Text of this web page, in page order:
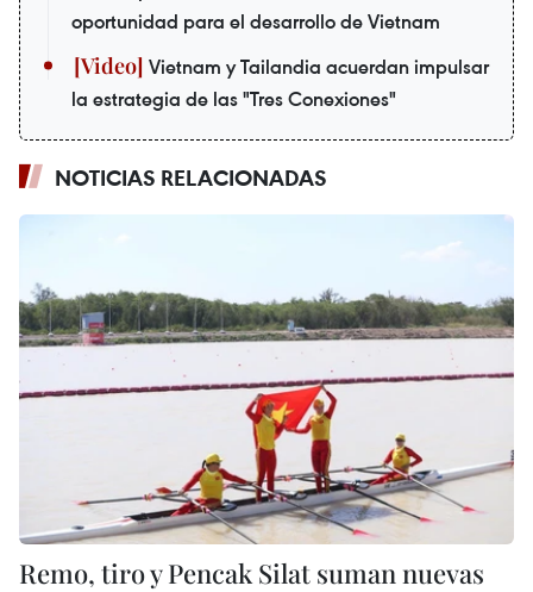
oportunidad para el desarrollo de Vietnam
Vietnam y Tailandia acuerdan impulsar
la estrategia de las "Tres Conexiones"
NOTICIAS RELACIONADAS
Remo, tiro y Pencak Silat suman nuevas